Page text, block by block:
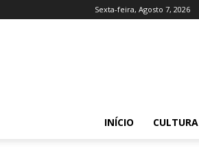
Sexta-feira, Agosto 7, 2026
INÍCIO CULTURA